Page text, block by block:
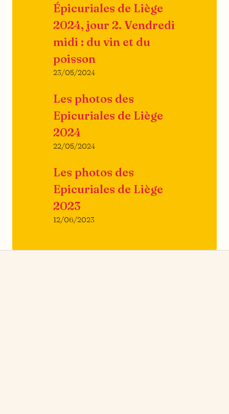
Épicuriales de Liège
2024, jour 2. Vendredi
midi : du vin et du
poisson
23/05/2024
Les photos des
Epicuriales de Liège
2024
22/05/2024
Les photos des
Epicuriales de Liège
2023
12/06/2023